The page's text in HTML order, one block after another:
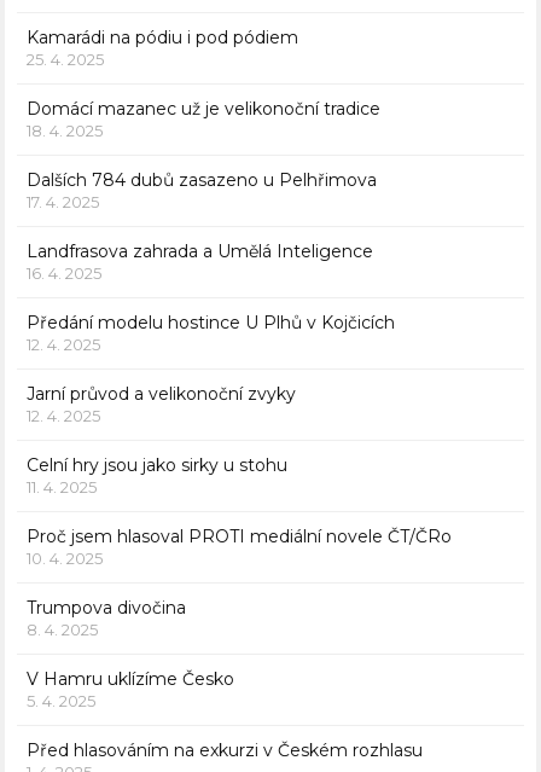
Kamarádi na pódiu i pod pódiem
25. 4. 2025
Domácí mazanec už je velikonoční tradice
18. 4. 2025
Dalších 784 dubů zasazeno u Pelhřimova
17. 4. 2025
Landfrasova zahrada a Umělá Inteligence
16. 4. 2025
Předání modelu hostince U Plhů v Kojčicích
12. 4. 2025
Jarní průvod a velikonoční zvyky
12. 4. 2025
Celní hry jsou jako sirky u stohu
11. 4. 2025
Proč jsem hlasoval PROTI mediální novele ČT/ČRo
10. 4. 2025
Trumpova divočina
8. 4. 2025
V Hamru uklízíme Česko
5. 4. 2025
Před hlasováním na exkurzi v Českém rozhlasu